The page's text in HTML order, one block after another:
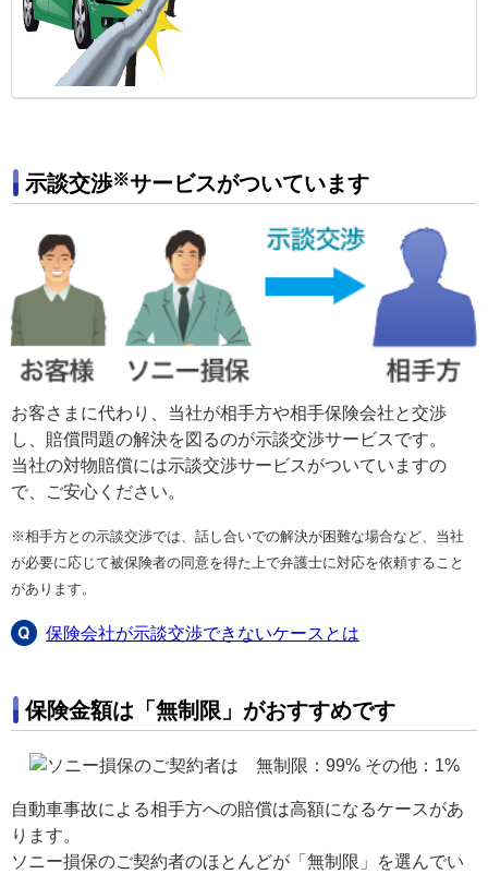
示談交渉※サービスがついています
お客さまに代わり、当社が相手方や相手保険会社と交渉
し、賠償問題の解決を図るのが示談交渉サービスです。
当社の対物賠償には示談交渉サービスがついていますの
で、ご安心ください。
※相手方との示談交渉では、話し合いでの解決が困難な場合など、当社
が必要に応じて被保険者の同意を得た上で弁護士に対応を依頼すること
があります。
保険会社が示談交渉できないケースとは
保険金額は「無制限」がおすすめです
自動車事故による相手方への賠償は高額になるケースがあ
ります。
ソニー損保のご契約者のほとんどが「無制限」を選んでい